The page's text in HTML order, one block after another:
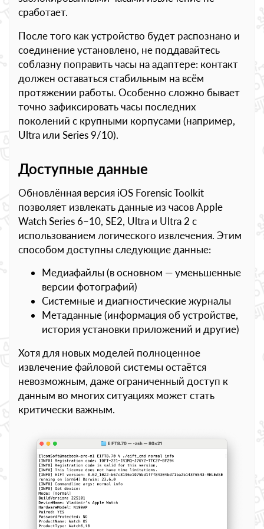
сработает.
После того как устройство будет распознано и
соединение установлено, не поддавайтесь
соблазну поправить часы на адаптере: контакт
должен оставаться стабильным на всём
протяжении работы. Особенно сложно бывает
точно зафиксировать часы последних
поколений с крупными корпусами (например,
Ultra или Series 9/10).
Доступные данные
Обновлённая версия iOS Forensic Toolkit
позволяет извлекать данные из часов Apple
Watch Series 6–10, SE2, Ultra и Ultra 2 с
использованием логического извлечения. Этим
способом доступны следующие данные:
Медиафайлы (в основном — уменьшенные
версии фотографий)
Системные и диагностические журналы
Метаданные (информация об устройстве,
история установки приложений и другие)
Хотя для новых моделей полноценное
извлечение файловой системы остаётся
невозможным, даже ограниченный доступ к
данным во многих ситуациях может стать
критически важным.